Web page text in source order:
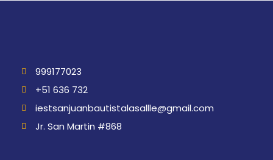
999177023
+51 636 732
iestsanjuanbautistalasallle@gmail.com
Jr. San Martin #868